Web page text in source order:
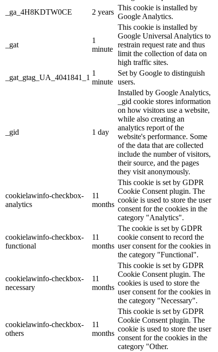
_ga_4H8KDTW0CE
2 years
This cookie is installed by
Google Analytics.
_gat
1
minute
This cookie is installed by
Google Universal Analytics to
restrain request rate and thus
limit the collection of data on
high traffic sites.
_gat_gtag_UA_4041841_1
1
minute
Set by Google to distinguish
users.
_gid 1 day
Installed by Google Analytics,
_gid cookie stores information
on how visitors use a website,
while also creating an
analytics report of the
website's performance. Some
of the data that are collected
include the number of visitors,
their source, and the pages
they visit anonymously.
cookielawinfo-checkbox-
analytics
11
months
This cookie is set by GDPR
Cookie Consent plugin. The
cookie is used to store the user
consent for the cookies in the
category "Analytics".
cookielawinfo-checkbox-
functional
11
months
The cookie is set by GDPR
cookie consent to record the
user consent for the cookies in
the category "Functional".
cookielawinfo-checkbox-
necessary
11
months
This cookie is set by GDPR
Cookie Consent plugin. The
cookies is used to store the
user consent for the cookies in
the category "Necessary".
cookielawinfo-checkbox-
others
11
months
This cookie is set by GDPR
Cookie Consent plugin. The
cookie is used to store the user
consent for the cookies in the
category "Other.